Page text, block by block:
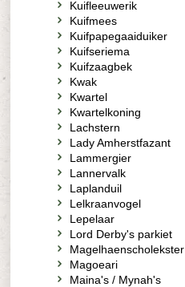
Kuifleeuwerik
Kuifmees
Kuifpapegaaiduiker
Kuifseriema
Kuifzaagbek
Kwak
Kwartel
Kwartelkoning
Lachstern
Lady Amherstfazant
Lammergier
Lannervalk
Laplanduil
Lelkraanvogel
Lepelaar
Lord Derby's parkiet
Magelhaenscholekster
Magoeari
Maina's / Mynah's